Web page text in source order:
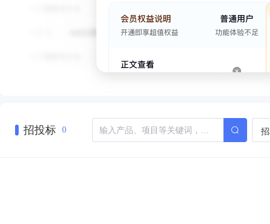
招投标 0